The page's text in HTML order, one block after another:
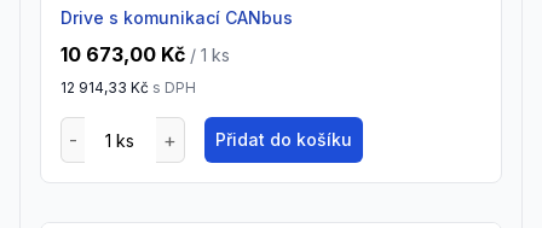
drive s komunikací CANbus
10 673,00 Kč / 1 ks
12 914,33 Kč s DPH
Přidat do košíku